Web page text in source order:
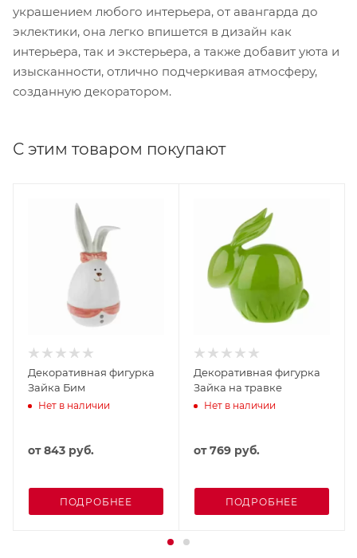
украшением любого интерьера, от авангарда до
эклектики, она легко впишется в дизайн как
интерьера, так и экстерьера, а также добавит уюта и
изысканности, отлично подчеркивая атмосферу,
созданную декоратором.
С этим товаром покупают
Декоративная фигурка
Зайка Бим
Нет в наличии
от843 руб.
ПОДРОБНЕЕ
Декоративная фигурка
Зайка на травке
Нет в наличии
от769 руб.
ПОДРОБНЕЕ